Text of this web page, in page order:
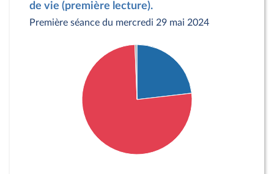
de vie (première lecture).
Première séance du mercredi 29 mai 2024